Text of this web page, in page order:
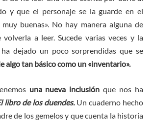
y que el personaje se la guarde en el
buenas». No hay manera alguna de
volverla a leer. Sucede varias veces y la
dejado un poco sorprendidas que se
algo tan básico como un «inventario».
una nueva inclusión que nos ha
libro de los duendes. Un cuaderno hecho
de los gemelos y que cuenta la historia